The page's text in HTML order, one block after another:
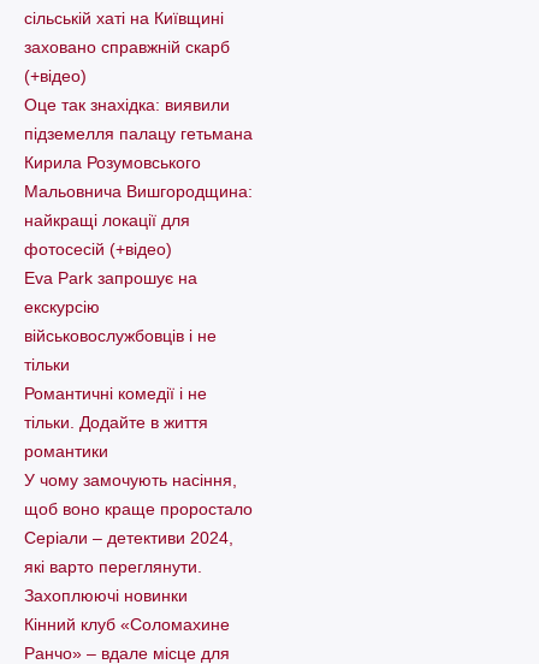
сільській хаті на Київщині
заховано справжній скарб
(+відео)
Оце так знахідка: виявили
підземелля палацу гетьмана
Кирила Розумовського
Мальовнича Вишгородщина:
найкращі локації для
фотосесій (+відео)
Eva Park запрошує на
екскурсію
військовослужбовців і не
тільки
Романтичні комедії і не
тільки. Додайте в життя
романтики
У чому замочують насіння,
щоб воно краще проростало
Серіали – детективи 2024,
які варто пеpеглянути.
Захоплюючі новинки
Кінний клуб «Соломахине
Ранчо» – вдале місце для